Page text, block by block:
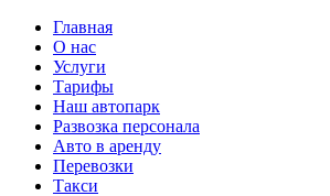
Главная
О нас
Услуги
Тарифы
Наш автопарк
Развозка персонала
Авто в аренду
Перевозки
Такси